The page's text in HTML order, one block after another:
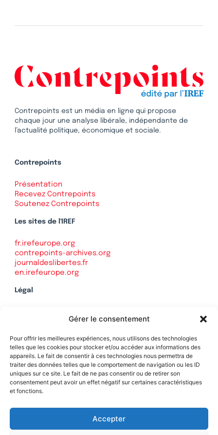
Gérer le consentement
Pour offrir les meilleures expériences, nous utilisons des technologies
telles que les cookies pour stocker et/ou accéder aux informations des
appareils. Le fait de consentir à ces technologies nous permettra de
traiter des données telles que le comportement de navigation ou les ID
uniques sur ce site. Le fait de ne pas consentir ou de retirer son
consentement peut avoir un effet négatif sur certaines caractéristiques
et fonctions.
Accepter
Contrepoints est un média en ligne qui propose
chaque jour une analyse libérale, indépendante de
l’actualité politique, économique et sociale.
Contrepoints
Présentation
Recevez Contrepoints
Soutenez Contrepoints
Les sites de l'IREF
fr.irefeurope.org
contrepoints-archives.org
journaldeslibertes.fr
en.irefeurope.org
Légal
Politique de confidentialité
Contact
Soutenez Contrepoints